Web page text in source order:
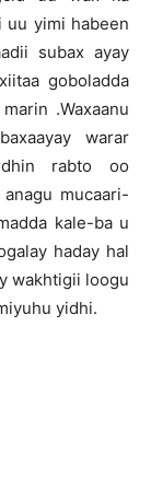
uu yimi habeen
subax ayay
goboladda
.Waxaanu
warar
rabto oo
mucaari-
kale-ba u
haday hal
wakhtigii loogu
yidhi.